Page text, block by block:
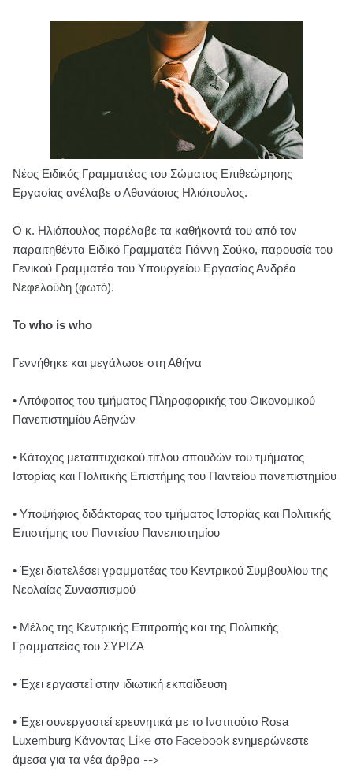
Νέος Ειδικός Γραμματέας του Σώματος Επιθεώρησης
Εργασίας ανέλαβε ο Αθανάσιος Ηλιόπουλος.
Ο κ. Ηλιόπουλος παρέλαβε τα καθήκοντά του από τον
παραιτηθέντα Ειδικό Γραμματέα Γιάννη Σούκο, παρουσία του
Γενικού Γραμματέα του Υπουργείου Εργασίας Ανδρέα
Νεφελούδη (φωτό).
Το who is who
Γεννήθηκε και μεγάλωσε στη Αθήνα
• Απόφοιτος του τμήματος Πληροφορικής του Οικονομικού
Πανεπιστημίου Αθηνών
• Κάτοχος μεταπτυχιακού τίτλου σπουδών του τμήματος
Ιστορίας και Πολιτικής Επιστήμης του Παντείου πανεπιστημίου
• Υποψήφιος διδάκτορας του τμήματος Ιστορίας και Πολιτικής
Επιστήμης του Παντείου Πανεπιστημίου
• Έχει διατελέσει γραμματέας του Κεντρικού Συμβουλίου της
Νεολαίας Συνασπισμού
• Μέλος της Κεντρικής Επιτροπής και της Πολιτικής
Γραμματείας του ΣΥΡΙΖΑ
• Έχει εργαστεί στην ιδιωτική εκπαίδευση
• Έχει συνεργαστεί ερευνητικά με το Ινστιτούτο Rosa
Luxemburg Κάνοντας Like στο Facebook ενημερώνεστε
άμεσα για τα νέα άρθρα -->